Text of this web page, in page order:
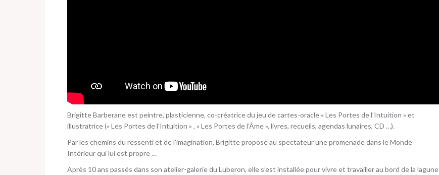
Brigitte Barberane est peintre, plasticienne, co-créatrice du jeu de cartes-oracle « Les Portes de l’Intuition » et
illustratrice (« Les Portes de l’Intuition » , « Les Portes de l’Âme », livres, recueils, agendas lunaires, CD …).
Par les chemins du ressenti et de l’imagination, Brigitte propose au spectateur une promenade dans le Monde
Intérieur qui lui est propre …
Après 10 ans passés dans son atelier-galerie du Luberon, elle s’est installée pour vivre et travailler au bord de la lagune